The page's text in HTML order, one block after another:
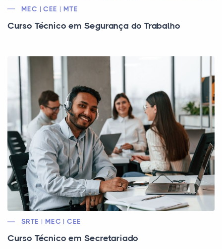
MEC | CEE | MTE
Curso Técnico em Segurança do Trabalho
SRTE | MEC | CEE
Curso Técnico em Secretariado